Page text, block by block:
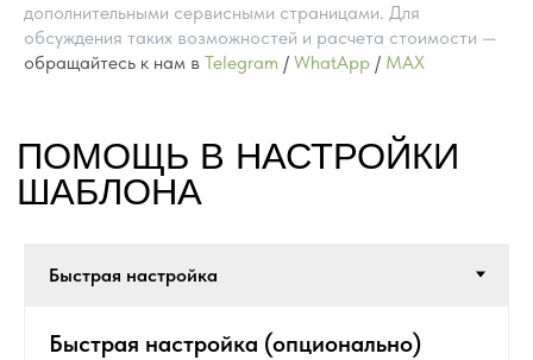
дополнительными сервисными страницами. Для
обсуждения таких возможностей и расчета стоимости —
обращайтесь к нам в Telegram / WhatApp / MAX
Быстрая настройка (опционально)
НА TILDA